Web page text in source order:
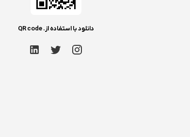
دانلود با استفاده از. QR code